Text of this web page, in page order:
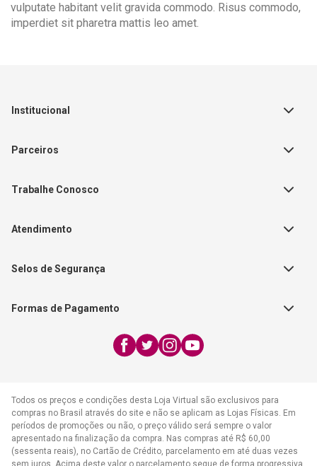
vulputate habitant velit gravida commodo. Risus commodo,
imperdiet sit pharetra mattis leo amet.
Institucional
Sobre a Empresa
Política de Vendas
Catálogos de Produtos
Parceiros
Teste Maeztra
Editorial Patmos
FAECAD
Trabalhe Conosco
Fale Conosco
Nossas Lojas
Atendimento
17:30h
WhatsApp:
atendimento@cpad.com.br
Selos de Segurança
Formas de Pagamento
Todos os preços e condições desta Loja Virtual são exclusivos para
compras no Brasil através do site e não se aplicam as Lojas Físicas. Em
períodos de promoções ou não, o preço válido será sempre o valor
apresentado na finalização da compra. Nas compras até R$ 60,00
(sessenta reais), no Cartão de Crédito, parcelamento em até duas vezes